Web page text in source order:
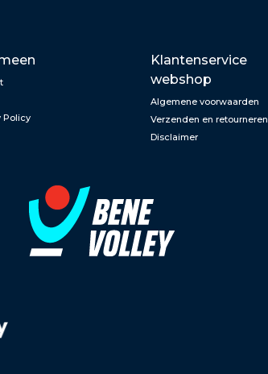
Policy
Klantenservice
webshop
Algemene voorwaarden
Verzenden en retourneren
Disclaimer